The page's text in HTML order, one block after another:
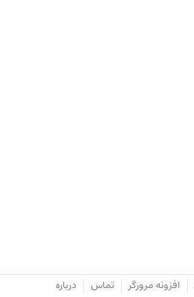
افزونه مرورگر تماس درباره